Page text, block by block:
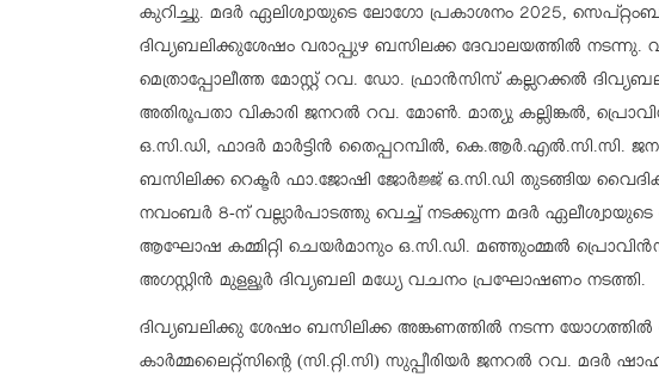
കുറിച്ചു. മദർ ഏലിശ്വായുടെ ലോഗോ പ്രകാശനം 2025,
ദിവ്യബലിക്കുശേഷം വരാപ്പുഴ ബസിലക്ക ദേവാലയത്തിൽ
മെത്രാപ്പോലീത്ത മോസ്റ്റ് റവ. ഡോ. ഫ്രാൻസിസ് കല്ലറക്കൽ
അതിരൂപതാ വികാരി ജനറൽ റവ. മോൺ. മാത്യു കല്ലിങ്കൽ,
ഒ.സി.ഡി, ഫാദർ മാർട്ടിൻ തൈപ്പറമ്പിൽ, കെ.ആർ.എൽ.സി.സി.
ബസിലിക്ക റെക്ടർ ഫാ.ജോഷി ജോർജ്ജ് ഒ.സി.ഡി തുടങ്ങിയ
​നവംബർ 8-ന് വല്ലാർപാടത്തു വെച്ച് നടക്കുന്ന മദർ ഏലീശ്വായുടെ
ആഘോഷ കമ്മിറ്റി ചെയർമാനും ഒ.സി.ഡി. മഞ്ഞുംമ്മൽ
അഗസ്റ്റിൻ മുളളൂർ ദിവ്യബലി മധ്യേ വചനം പ്രഘോഷണം നടത്തി.
​ദിവ്യബലിക്കു ശേഷം ബസിലിക്ക അങ്കണത്തിൽ നടന്ന
കാർമ്മലൈറ്റ്സിന്റെ (സി.റ്റി.സി) സുപ്പീരിയർ ജനറൽ റവ. മദർ